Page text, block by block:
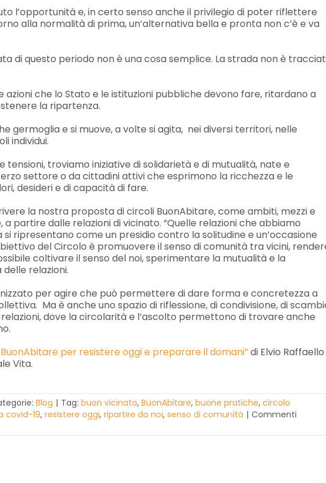
l’opportunità e, in certo senso anche il privilegio di poter riflettere
alla normalità di prima, un’alternativa bella e pronta non c’è e va
di questo periodo non è una cosa semplice. La strada non è
che lo Stato e le istituzioni pubbliche devono fare, ritardano a
la ripartenza.
germoglia e si muove, a volte si agita, nei diversi territori, nelle
individui.
troviamo iniziative di solidarietà e di mutualità, nate e
settore o da cittadini attivi che esprimono la ricchezza e le
desideri e di capacità di fare.
la nostra proposta di circoli BuonAbitare, come ambiti, mezzi e
partire dalle relazioni di vicinato. “Quelle relazioni che abbiamo
ripresentano come un presidio contro la solitudine e un’occasione
del Circolo è promuovere il senso di comunità tra vicini,
coltivare il senso del noi, sperimentare la mutualità e la
relazioni.
per agire che può permettere di dare forma e concretezza a
Ma è anche uno spazio di riflessione, di condivisione, di
dove la circolarità e l’ascolto permettono di trovare anche
per resistere oggi e preparare il domani”di Elvio Raffaello
Vita.
Blog | Tag: buon vicinato, BuonAbitare, buone pratiche, circolo
covid-19, resistere oggi, ripartire da noi, senso di comunità | Commenti